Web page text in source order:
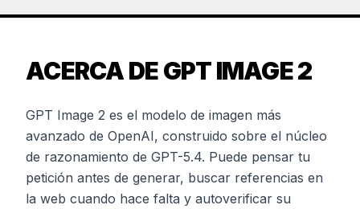
ACERCA DE GPT IMAGE 2
GPT Image 2 es el modelo de imagen más
avanzado de OpenAI, construido sobre el núcleo
de razonamiento de GPT-5.4. Puede pensar tu
petición antes de generar, buscar referencias en
la web cuando hace falta y autoverificar su